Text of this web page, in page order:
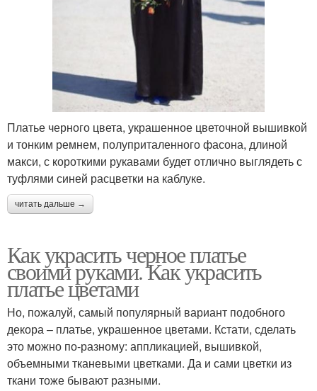
Платье черного цвета, украшенное цветочной вышивкой
и тонким ремнем, полуприталенного фасона, длиной
макси, с короткими рукавами будет отлично выглядеть с
туфлями синей расцветки на каблуке.
читать дальше →
Как украсить черное платье
своими руками. Как украсить
платье цветами
Но, пожалуй, самый популярный вариант подобного
декора – платье, украшенное цветами. Кстати, сделать
это можно по-разному: аппликацией, вышивкой,
объемными тканевыми цветками. Да и сами цветки из
ткани тоже бывают разными.